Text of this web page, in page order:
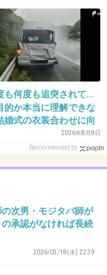
いよ
+7 -1
問題ないと医者に言
+3 -4
て語る動画、どれもヤ
コメントで物議を醸す
も何度も追突されて…
的か本当に理解できな
婚式の衣装合わせに向
いた夫婦が直面した
恐怖」東名高速で続い
2026年8月8日
Recommended by
次男・モジタバ師が
承認がなければ長続
2026/03/18(水) 22:39